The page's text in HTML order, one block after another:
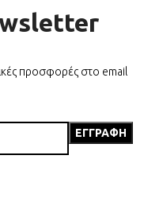
προσφορές στο email